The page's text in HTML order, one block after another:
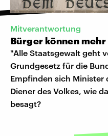
Mitverantwortung
Bürger können mehr
"Alle Staatsgewalt geht
Grundgesetz für die
Empfinden sich
Diener des Volkes, wie
besagt?